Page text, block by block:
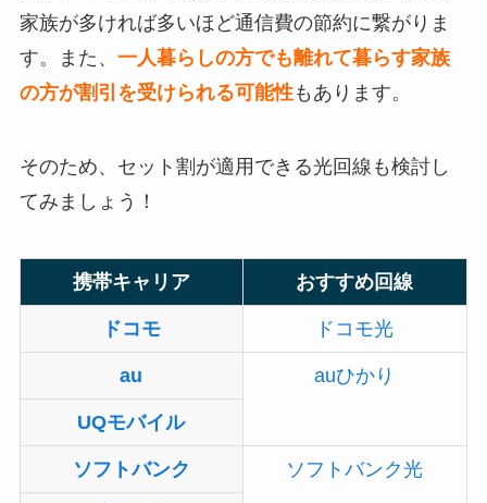
家族が多ければ多いほど通信費の節約に繋がりま
す。また、 一人暮らしの方でも離れて暮らす家族
の方が割引を受けられる可能性もあります。
そのため、セット割が適用できる光回線も検討し
てみましょう！
携帯キャリア おすすめ回線
ドコモ ドコモ光
au auひかり
UQモバイル
ソフトバンク ソフトバンク光